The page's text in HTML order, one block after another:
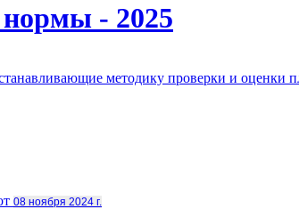
- 2025
методику проверки и
08 ноября 2024 г.